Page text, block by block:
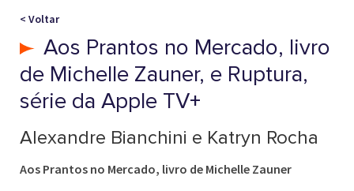
< Voltar
Aos Prantos no Mercado, livro
de Michelle Zauner, e Ruptura,
série da Apple TV+
Alexandre Bianchini e Katryn Rocha
Aos Prantos no Mercado, livro de Michelle Zauner